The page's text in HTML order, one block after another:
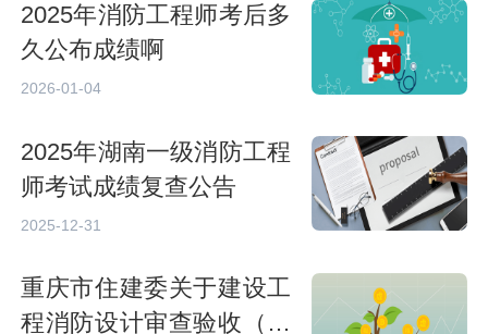
2025年消防工程师考后多
久公布成绩啊
2026-01-04
2025年湖南一级消防工程
师考试成绩复查公告
2025-12-31
重庆市住建委关于建设工
程消防设计审查验收（备